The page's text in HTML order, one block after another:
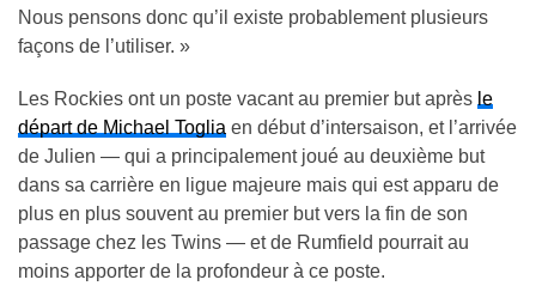
Nous pensons donc qu’il existe probablement plusieurs
façons de l’utiliser. »
Les Rockies ont un poste vacant au premier but après le
départ de Michael Toglia en début d’intersaison, et l’arrivée
de Julien — qui a principalement joué au deuxième but
dans sa carrière en ligue majeure mais qui est apparu de
plus en plus souvent au premier but vers la fin de son
passage chez les Twins — et de Rumfield pourrait au
moins apporter de la profondeur à ce poste.